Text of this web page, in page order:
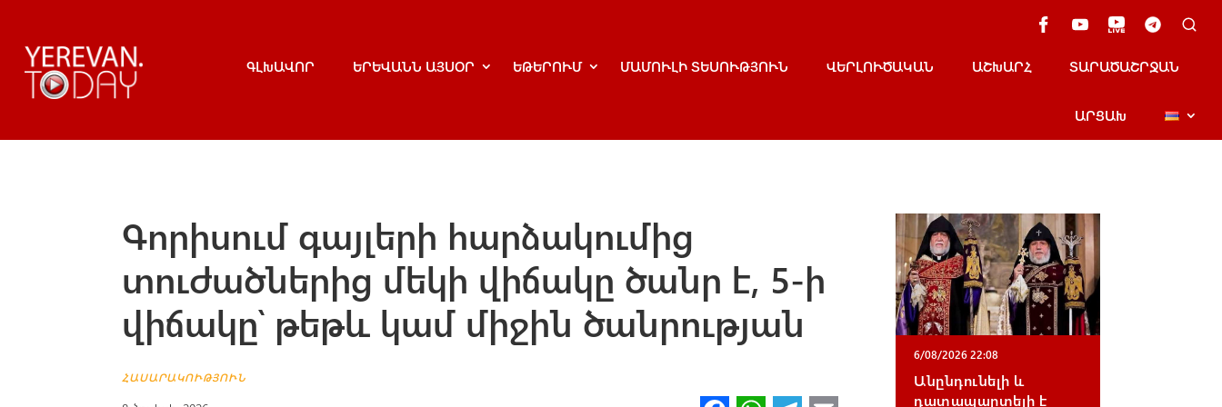
ԳԼԽԱՎՈՐ ԵՐԵՎԱՆՆ ԱՅՍՕՐ ԵԹԵՐՈՒՄ ՄԱՄՈՒԼԻ ՏԵՍՈՒԹՅՈՒՆ ՎԵՐԼՈՒԾԱԿԱՆ ԱՇԽԱՐՀ ՏԱՐԱԾԱՇՐՋԱՆ
ԱՐՑԱԽ
Գորիսում գայլերի հարձակումից
տուժածներից մեկի վիճակը ծանր է, 5-ի
վիճակը՝ թեթև կամ միջին ծանրության
ՀԱՍԱՐԱԿՈՒԹՅՈՒՆ
6/08/2026 22:08
Անընդունելի և
դատապարտելի է